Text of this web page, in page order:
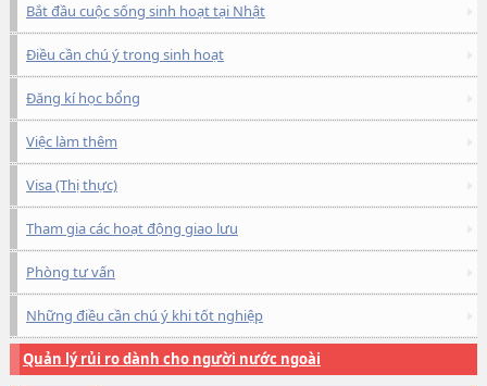
Bắt đầu cuộc sống sinh hoạt tại Nhật
Điều cần chú ý trong sinh hoạt
Đăng kí học bổng
Việc làm thêm
Visa (Thị thực)
Tham gia các hoạt động giao lưu
Phòng tư vấn
Những điều cần chú ý khi tốt nghiệp
Quản lý rủi ro dành cho người nước ngoài